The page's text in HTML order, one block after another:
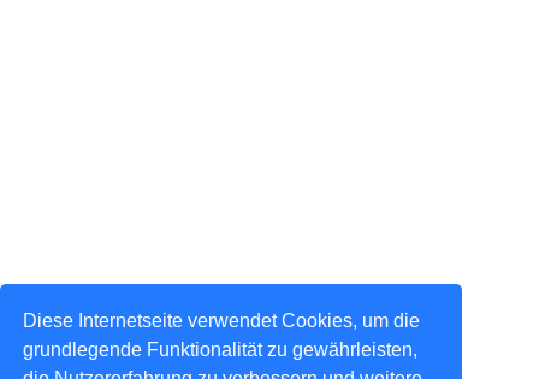
Diese Internetseite verwendet Cookies, um die
grundlegende Funktionalität zu gewährleisten,